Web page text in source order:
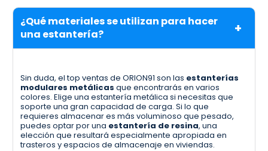
¿Qué materiales se utilizan para hacer
una estantería?
Sin duda, el top ventas de ORION91 son las estanterías
modulares metálicas que encontrarás en varios
colores. Elige una estantería metálica si necesitas que
soporte una gran capacidad de carga. Si lo que
requieres almacenar es más voluminoso que pesado,
puedes optar por una estantería de resina, una
elección que resultará especialmente apropiada en
trasteros y espacios de almacenaje en viviendas.